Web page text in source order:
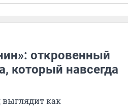
откровенный
который навсегда
выглядит как